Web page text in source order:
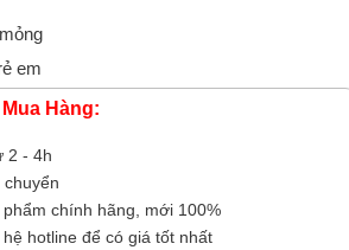
em
Hàng:
2 - 4h
chính hãng, mới 100%
hotline để có giá tốt nhất